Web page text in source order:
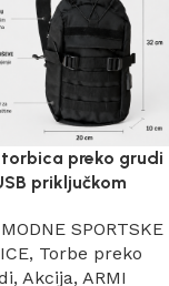
preko grudi
priključkom
SPORTSKE
, Torbe preko
, Akcija, ARMI